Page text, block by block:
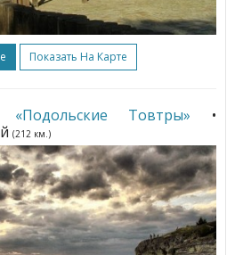
Показать На Карте
Товтры»
•
(212 км.)